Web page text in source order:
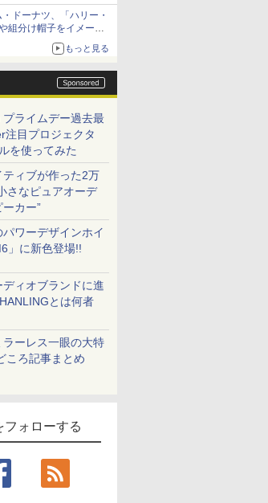
ドーナツ、「ハリー・
組分け帽子をイメージ
もっと見る
ライムデー過去最
注目プロジェクタ
を使ってみた
ティブが作った2万
さなピュアオーデ
ーカー”
パワーデザインホイ
」に新色登場!!
ディオブランドに進
とは何者
ラーレス一眼の大特
ころ記事まとめ
フォローする